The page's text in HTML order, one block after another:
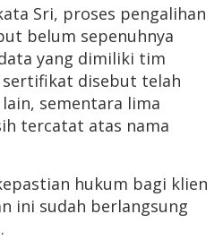
Sri, proses pengalihan
belum sepenuhnya
yang dimiliki tim
disebut telah
sementara lima
tercatat atas nama
hukum bagi klien
ini sudah berlangsung